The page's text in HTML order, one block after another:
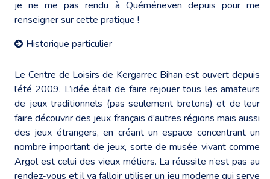
je ne me pas rendu à Quéméneven depuis pour me
renseigner sur cette pratique !
Historique particulier
Le Centre de Loisirs de Kergarrec Bihan est ouvert depuis
l’été 2009. L’idée était de faire rejouer tous les amateurs
de jeux traditionnels (pas seulement bretons) et de leur
faire découvrir des jeux français d’autres régions mais aussi
des jeux étrangers, en créant un espace concentrant un
nombre important de jeux, sorte de musée vivant comme
Argol est celui des vieux métiers. La réussite n’est pas au
rendez-vous et il va falloir utiliser un jeu moderne qui serve